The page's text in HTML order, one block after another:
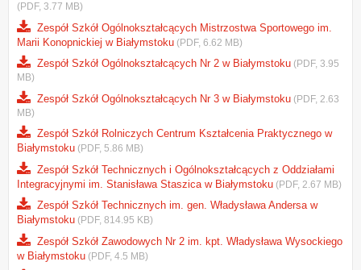
(PDF, 3.77 MB)
Zespół Szkół Ogólnokształcących Mistrzostwa Sportowego im.
Marii Konopnickiej w Białymstoku (PDF, 6.62 MB)
Zespół Szkół Ogólnokształcących Nr 2 w Białymstoku (PDF, 3.95
MB)
Zespół Szkół Ogólnokształcących Nr 3 w Białymstoku (PDF, 2.63
MB)
Zespół Szkół Rolniczych Centrum Kształcenia Praktycznego w
Białymstoku (PDF, 5.86 MB)
Zespół Szkół Technicznych i Ogólnokształcących z Oddziałami
Integracyjnymi im. Stanisława Staszica w Białymstoku (PDF, 2.67 MB)
Zespół Szkół Technicznych im. gen. Władysława Andersa w
Białymstoku (PDF, 814.95 KB)
Zespół Szkół Zawodowych Nr 2 im. kpt. Władysława Wysockiego
w Białymstoku (PDF, 4.5 MB)